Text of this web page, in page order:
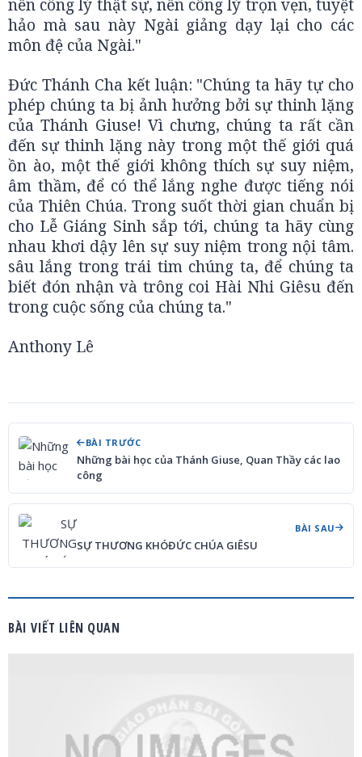
nền công lý thật sự, nền công lý trọn vẹn, tuyệt
hảo mà sau này Ngài giảng dạy lại cho các
môn đệ của Ngài."
Đức Thánh Cha kết luận: "Chúng ta hãy tự cho
phép chúng ta bị ảnh hưởng bởi sự thinh lặng
của Thánh Giuse! Vì chưng, chúng ta rất cần
đến sự thinh lặng này trong một thế giới quá
ồn ào, một thế giới không thích sự suy niệm,
âm thầm, để có thể lắng nghe được tiếng nói
của Thiên Chúa. Trong suốt thời gian chuẩn bị
cho Lễ Giáng Sinh sắp tới, chúng ta hãy cùng
nhau khơi dậy lên sự suy niệm trong nội tâm.
sâu lắng trong trái tim chúng ta, để chúng ta
biết đón nhận và trông coi Hài Nhi Giêsu đến
trong cuộc sống của chúng ta."
Anthony Lê
BÀI TRƯỚC
Những bài học của Thánh Giuse, Quan Thầy các lao
công
BÀI SAU
SỰ THƯƠNG KHÓĐỨC CHÚA GIÊSU
BÀI VIẾT LIÊN QUAN